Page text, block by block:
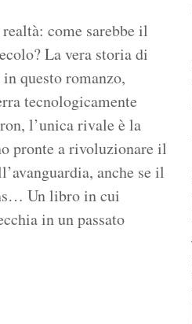
come sarebbe il
La vera storia di
questo romanzo,
tecnologicamente
l’unica rivale è la
pronte a rivoluzionare il
anche se il
Un libro in cui
in un passato